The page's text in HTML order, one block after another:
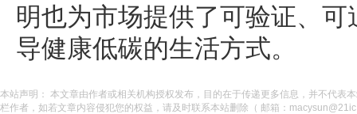
明也为市场提供了可验证、
导健康低碳的生活方式。
本站声明： 本文章由作者或相关机构授权发布，目的在于传递更多信息，并不代表
栏作者，如若文章内容侵犯您的权益，请及时联系本站删除（ 邮箱：